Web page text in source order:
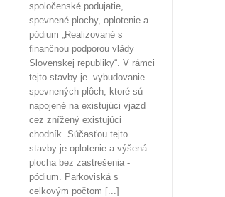
spoločenské podujatie,
spevnené plochy, oplotenie a
pódium „Realizované s
finančnou podporou vlády
Slovenskej republiky“. V rámci
tejto stavby je vybudovanie
spevnených plôch, ktoré sú
napojené na existujúci vjazd
cez znížený existujúci
chodník. Súčasťou tejto
stavby je oplotenie a výšená
plocha bez zastrešenia -
pódium. Parkoviská s
celkovým počtom [...]